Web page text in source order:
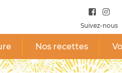
Suivez-nous
Nos recettes